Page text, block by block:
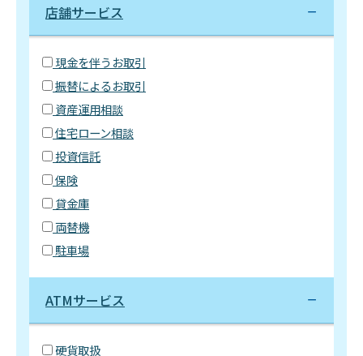
店舗サービス
現金を伴うお取引
振替によるお取引
資産運用相談
住宅ローン相談
投資信託
保険
貸金庫
両替機
駐車場
ATMサービス
硬貨取扱